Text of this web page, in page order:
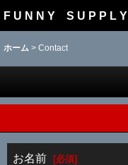
F U N N Y S U P P L Y
ホーム > Contact
お名前 [必須]